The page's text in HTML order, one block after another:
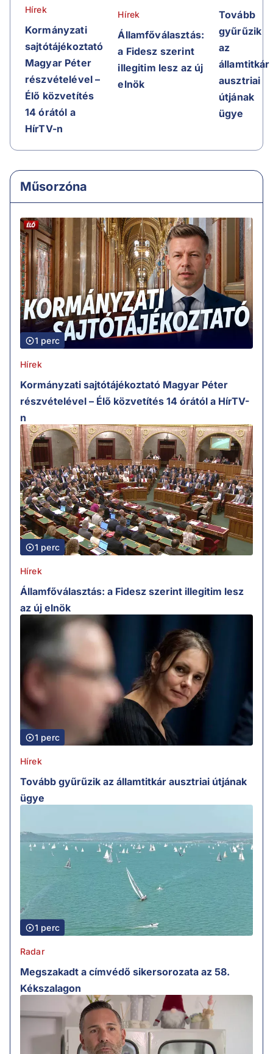
Hírek
Kormányzati
sajtótájékoztató
Magyar Péter
részvételével –
Élő közvetítés
14 órától a
HírTV-n
Hírek
Államfőválasztás:
a Fidesz szerint
illegitim lesz az új
elnök
Tovább
gyűrűzik
az
államtitkár
ausztriai
útjának
ügye
Műsorzóna
1 perc
Hírek
Kormányzati sajtótájékoztató Magyar Péter
részvételével – Élő közvetítés 14 órától a HírTV-
n
1 perc
Hírek
Államfőválasztás: a Fidesz szerint illegitim lesz
az új elnök
1 perc
Hírek
Tovább gyűrűzik az államtitkár ausztriai útjának
ügye
1 perc
Radar
Megszakadt a címvédő sikersorozata az 58.
Kékszalagon